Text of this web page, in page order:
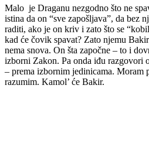
Malo je Draganu nezgodno što ne
istina da on “sve zapošljava”, da bez
raditi, ako je on kriv i zato što se
kad će čovik spavat? Zato njemu
nema snova. On šta započne – to i
izborni Zakon. Pa onda iđu razgovori
– prema izbornim jedinicama. Moram
razumim. Kamol’ će Bakir.